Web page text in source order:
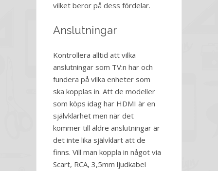
vilket beror på dess fördelar.
Anslutningar
Kontrollera alltid att vilka
anslutningar som TV:n har och
fundera på vilka enheter som
ska kopplas in. Att de modeller
som köps idag har HDMI är en
självklarhet men när det
kommer till äldre anslutningar är
det inte lika självklart att de
finns. Vill man koppla in något via
Scart, RCA, 3,5mm ljudkabel